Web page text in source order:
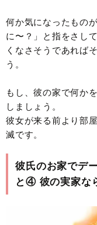
何か気になったもの
に〜？」と指をさし
くなさそうであれば
う。
もし、彼の家で何か
しましょう。
彼女が来る前より部
滅です。
彼氏のお家でデ
と④ 彼の実家な